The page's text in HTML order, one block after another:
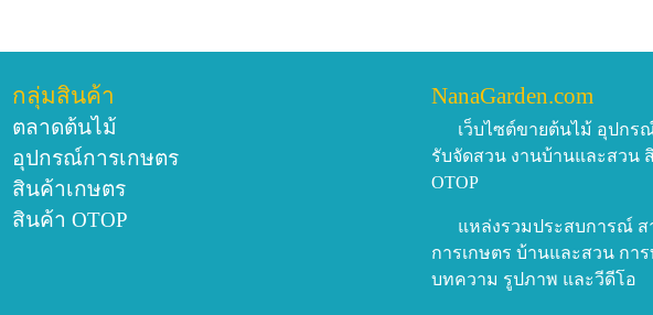
กลุ่มสินค้า
ตลาดต้นไม้
อุปกรณ์การเกษตร
สินค้าเกษตร
สินค้า OTOP
NanaGarden.com
เว็บไซต์ขายต้นไม้ อุปกร
รับจัดสวน งานบ้านและสวน
OTOP
แหล่งรวมประสบการณ์ ส
การเกษตร บ้านและสวน กา
บทความ รูปภาพ และวีดีโอ